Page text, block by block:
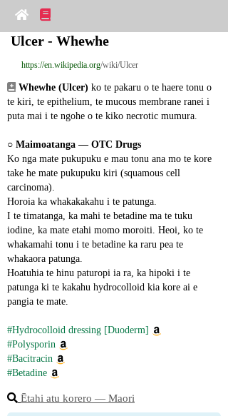
Ulcer - Whewhe
https://en.wikipedia.org/wiki/Ulcer
Whewhe (Ulcer) ko te pakaru o te haere tonu o
te kiri, te epithelium, te mucous membrane ranei i
puta mai i te ngohe o te kiko necrotic mumura.
○ Maimoatanga ― OTC Drugs
Ko nga mate pukupuku e mau tonu ana mo te kore
take he mate pukupuku kiri (squamous cell
carcinoma).
Horoia ka whakakakahu i te patunga.
I te timatanga, ka mahi te betadine ma te tuku
iodine, ka mate etahi momo moroiti. Heoi, ko te
whakamahi tonu i te betadine ka raru pea te
whakaora patunga.
Hoatuhia te hinu paturopi ia ra, ka hipoki i te
patunga ki te kakahu hydrocolloid kia kore ai e
pangia te mate.
#Hydrocolloid dressing [Duoderm]
#Polysporin
#Bacitracin
#Betadine
Ētahi atu korero ― Maori